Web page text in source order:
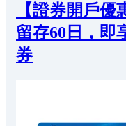
【證券開戶
留存60日，即
券